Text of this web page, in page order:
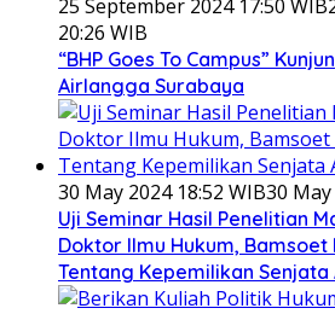
25 September 2024 17:50 WIB
20:26 WIB
“BHP Goes To Campus”
Airlangga Surabaya
30 May 2024 18:52 WIB30 May
Uji Seminar Hasil Penelitian
Doktor Ilmu Hukum, Bamsoet
Tentang Kepemilikan Senjata